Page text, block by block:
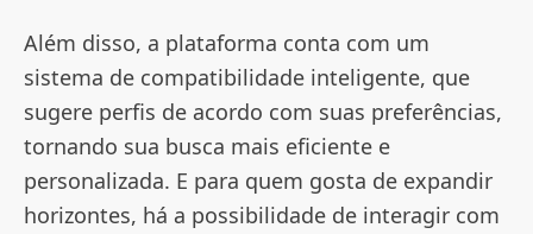
Além disso, a plataforma conta com um
sistema de compatibilidade inteligente, que
sugere perfis de acordo com suas preferências,
tornando sua busca mais eficiente e
personalizada. E para quem gosta de expandir
horizontes, há a possibilidade de interagir com